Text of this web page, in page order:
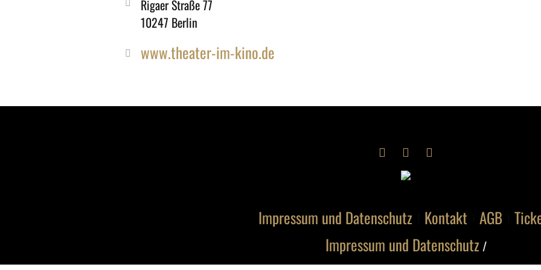
Rigaer Straße 77
10247 Berlin
www.theater-im-kino.de
Impressum und Datenschutz Kontakt AGB
Impressum und Datenschutz /